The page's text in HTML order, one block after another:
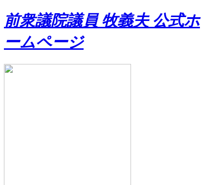
前衆議院議員 牧義夫 公式ホ
ームページ